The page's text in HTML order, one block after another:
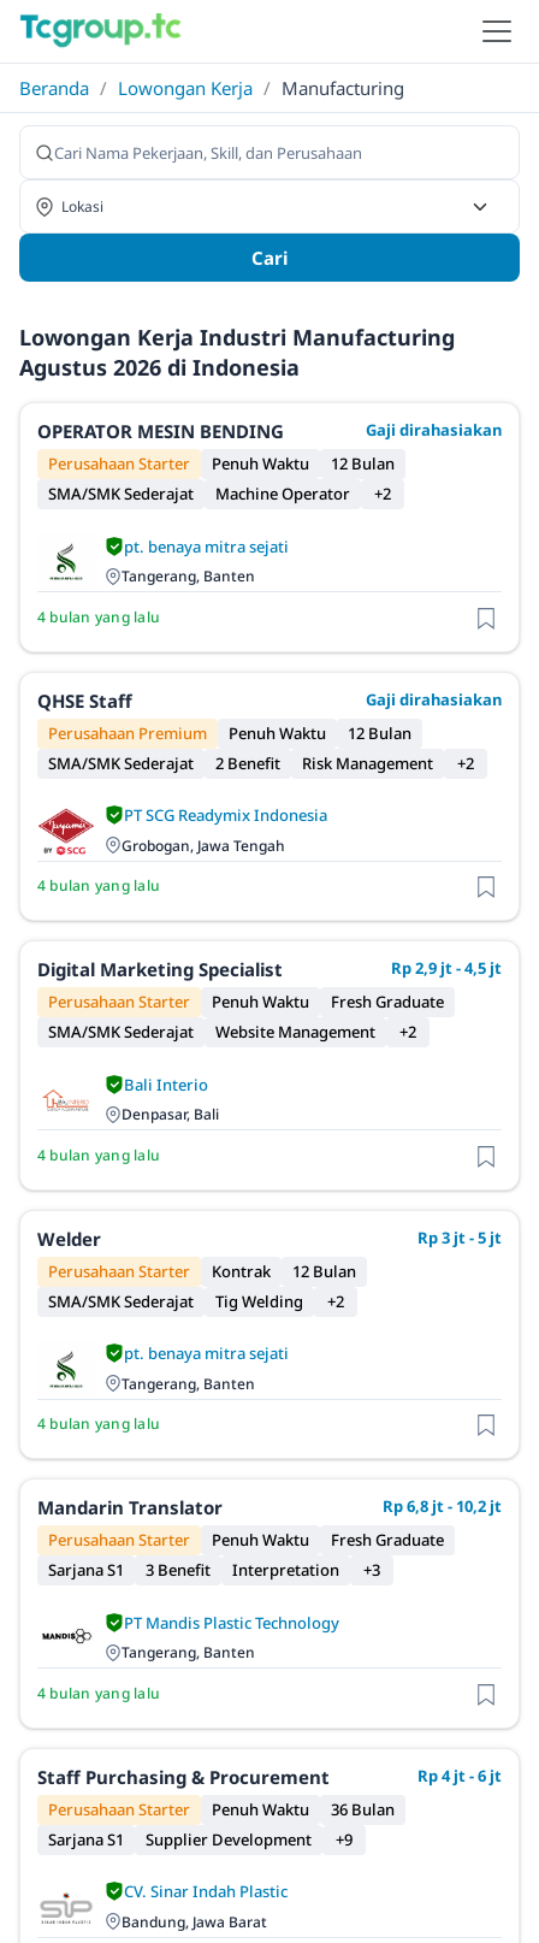
Beranda / Lowongan Kerja / Manufacturing
Cari
Lowongan Kerja Industri Manufacturing
Agustus 2026 di Indonesia
OPERATOR MESIN BENDING
Gaji dirahasiakan
Perusahaan Starter
Penuh Waktu
12 Bulan
SMA/SMK Sederajat
Machine Operator +2
pt. benaya mitra sejati
Tangerang, Banten
4 bulan yang lalu
QHSE Staff
Gaji dirahasiakan
Perusahaan Premium
Penuh Waktu
12 Bulan
SMA/SMK Sederajat
2 Benefit Risk Management +2
PT SCG Readymix Indonesia
Grobogan, Jawa Tengah
4 bulan yang lalu
Digital Marketing Specialist
Rp 2,9 jt - 4,5 jt
Perusahaan Starter
Penuh Waktu
Fresh Graduate
SMA/SMK Sederajat
Website Management +2
Bali Interio
Denpasar, Bali
4 bulan yang lalu
Welder
Rp 3 jt - 5 jt
Perusahaan Starter
Kontrak
12 Bulan
SMA/SMK Sederajat
Tig Welding +2
pt. benaya mitra sejati
Tangerang, Banten
4 bulan yang lalu
Mandarin Translator
Rp 6,8 jt - 10,2 jt
Perusahaan Starter
Penuh Waktu
Fresh Graduate
Sarjana S1
3 Benefit Interpretation +3
PT Mandis Plastic Technology
Tangerang, Banten
4 bulan yang lalu
Staff Purchasing & Procurement
Rp 4 jt - 6 jt
Perusahaan Starter
Penuh Waktu
36 Bulan
Sarjana S1
Supplier Development +9
CV. Sinar Indah Plastic
Bandung, Jawa Barat